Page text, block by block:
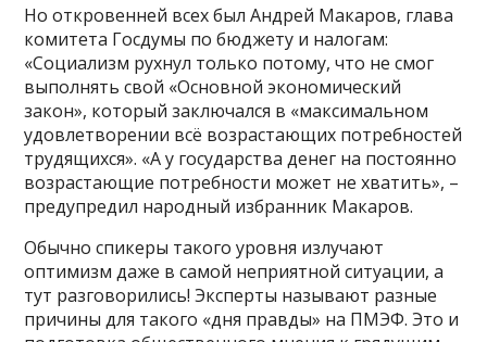
Но откровенней всех был Андрей Макаров, глава
комитета Госдумы по бюджету и налогам:
«Социализм рухнул только потому, что не смог
выполнять свой «Основной экономический
закон», который заключался в «максимальном
удовлетворении всё возрастающих потребностей
трудящихся». «А у государства денег на постоянно
возрастающие потребности может не хватить», –
предупредил народный избранник Макаров.
Обычно спикеры такого уровня излучают
оптимизм даже в самой неприятной ситуации, а
тут разговорились! Эксперты называют разные
причины для такого «дня правды» на ПМЭФ. Это и